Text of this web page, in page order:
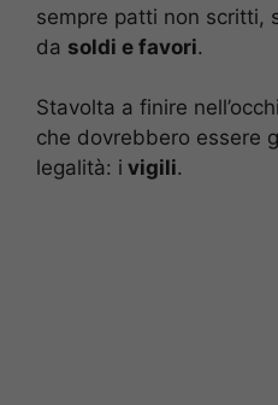
sempre patti non scritti,
da soldi e favori.
Stavolta a finire
che dovrebbero essere
legalità: i vigili.